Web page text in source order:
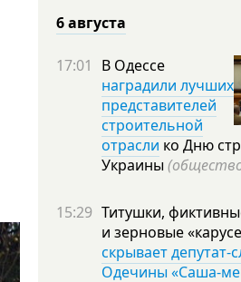
6 августа
17:01
В Одессе
наградили лучших
представителей
строительной
отрасли ко Дню
Украины
15:29 Титушки,
и зерновые
скрывает депутат-
Одечины «Саша-